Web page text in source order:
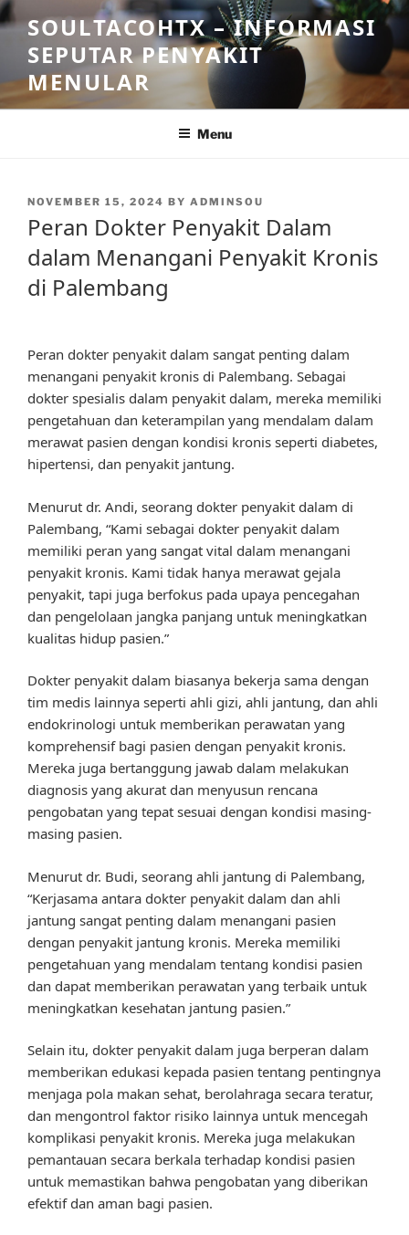
Skip
to
content
SOULTACOHTX – INFORMASI
SEPUTAR PENYAKIT
MENULAR
Menu
POSTED
NOVEMBER 15, 2024 BY ADMINSOU
Peran Dokter Penyakit Dalam
dalam Menangani Penyakit Kronis
di Palembang
Peran dokter penyakit dalam sangat penting dalam
menangani penyakit kronis di Palembang. Sebagai
dokter spesialis dalam penyakit dalam, mereka memiliki
pengetahuan dan keterampilan yang mendalam dalam
merawat pasien dengan kondisi kronis seperti diabetes,
hipertensi, dan penyakit jantung.
Menurut dr. Andi, seorang dokter penyakit dalam di
Palembang, “Kami sebagai dokter penyakit dalam
memiliki peran yang sangat vital dalam menangani
penyakit kronis. Kami tidak hanya merawat gejala
penyakit, tapi juga berfokus pada upaya pencegahan
dan pengelolaan jangka panjang untuk meningkatkan
kualitas hidup pasien.”
Dokter penyakit dalam biasanya bekerja sama dengan
tim medis lainnya seperti ahli gizi, ahli jantung, dan ahli
endokrinologi untuk memberikan perawatan yang
komprehensif bagi pasien dengan penyakit kronis.
Mereka juga bertanggung jawab dalam melakukan
diagnosis yang akurat dan menyusun rencana
pengobatan yang tepat sesuai dengan kondisi masing-
masing pasien.
Menurut dr. Budi, seorang ahli jantung di Palembang,
“Kerjasama antara dokter penyakit dalam dan ahli
jantung sangat penting dalam menangani pasien
dengan penyakit jantung kronis. Mereka memiliki
pengetahuan yang mendalam tentang kondisi pasien
dan dapat memberikan perawatan yang terbaik untuk
meningkatkan kesehatan jantung pasien.”
Selain itu, dokter penyakit dalam juga berperan dalam
memberikan edukasi kepada pasien tentang pentingnya
menjaga pola makan sehat, berolahraga secara teratur,
dan mengontrol faktor risiko lainnya untuk mencegah
komplikasi penyakit kronis. Mereka juga melakukan
pemantauan secara berkala terhadap kondisi pasien
untuk memastikan bahwa pengobatan yang diberikan
efektif dan aman bagi pasien.